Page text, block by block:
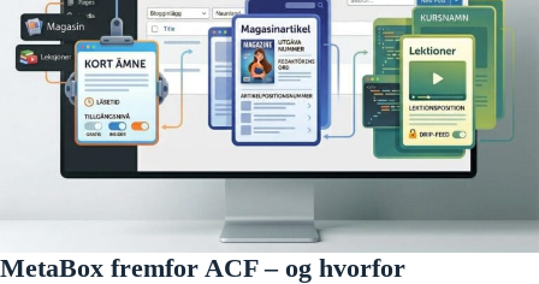
MetaBox fremfor ACF – og hvorfor